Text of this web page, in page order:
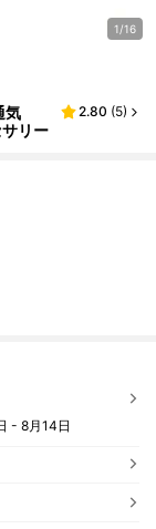
1/16
気
リー
2.80 (5)
- 8月14日